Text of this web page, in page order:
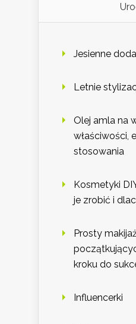
Jesienne
Letnie
Olej amla na
właściwości,
stosowania
Kosmetyki
je zrobić i
Prosty
kroku do
Influencerki